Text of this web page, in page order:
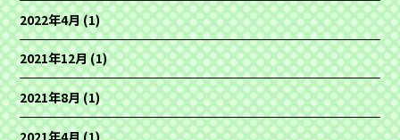
2022年4月(1)
2021年12月(1)
2021年8月(1)
2021年4月(1)